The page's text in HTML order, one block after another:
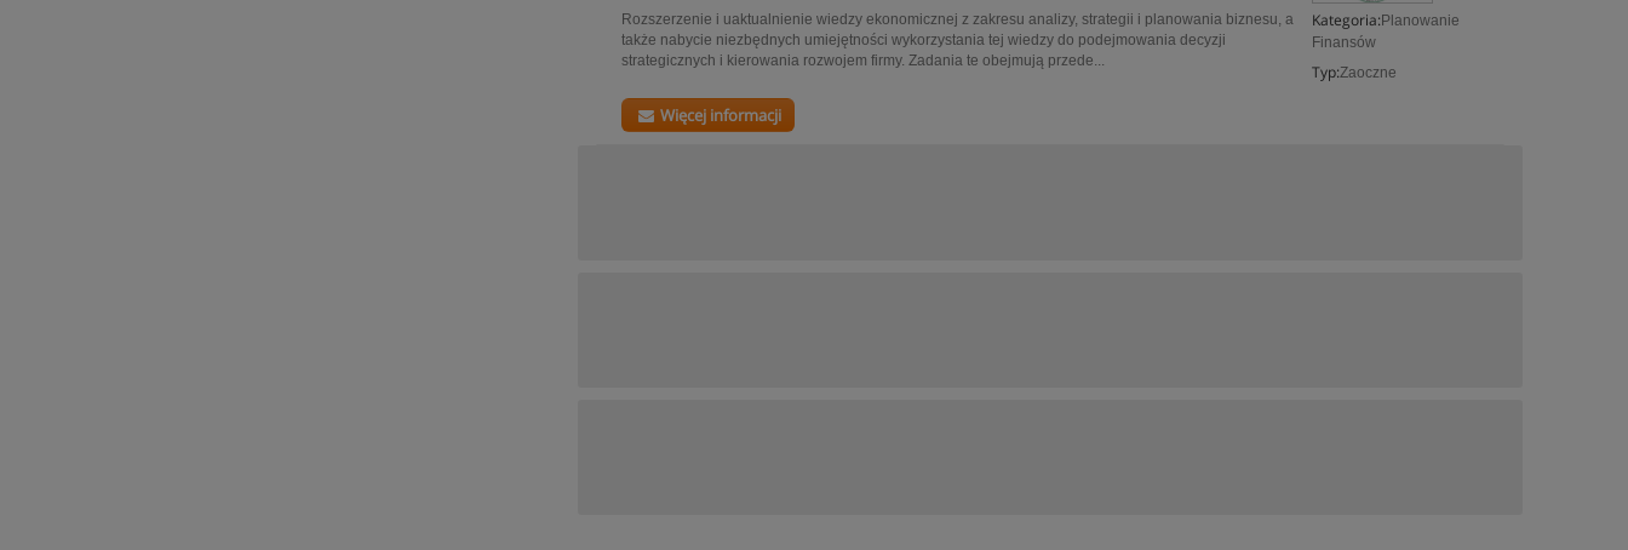
Kategoria: Planowanie
Finansów
Typ:Zaoczne
Rozszerzenie i uaktualnienie wiedzy ekonomicznej z zakresu analizy, strategii i planowania biznesu, a
także nabycie niezbędnych umiejętności wykorzystania tej wiedzy do podejmowania decyzji
strategicznych i kierowania rozwojem firmy. Zadania te obejmują przede...
Więcej informacji